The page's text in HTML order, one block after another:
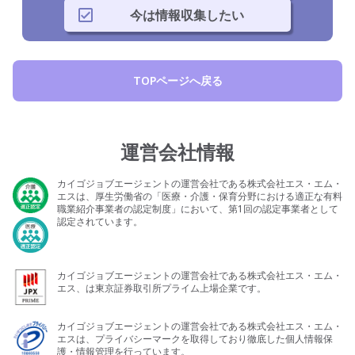
今は情報収集したい
TOPページへ戻る
運営会社情報
カイゴジョブエージェントの運営会社である株式会社エス・エム・
エスは、厚生労働省の「医療・介護・保育分野における適正な有料
職業紹介事業者の認定制度」において、第1回の認定事業者として
認定されています。
カイゴジョブエージェントの運営会社である株式会社エス・エム・
エス、は東京証券取引所プライム上場企業です。
カイゴジョブエージェントの運営会社である株式会社エス・エム・
エスは、プライバシーマークを取得しており徹底した個人情報保
護・情報管理を行っています。